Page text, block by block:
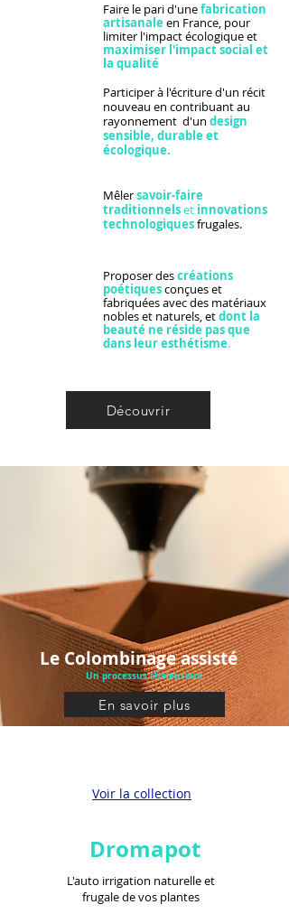
Faire le pari d'unefabrication
artisanale en France, pour
limiter l'impact écologique et
maximiser l'impact social et
la qualité
Participer à l'écriture d'un récit
nouveau en contribuant au
rayonnement d'un design
sensible, durable et
écologique.
Mêlersavoir-faire
traditionnelset innovations
technologiquesfrugales.
Proposer descréations
poétiquesconçues et
fabriquées avec des matériaux
nobles et naturels, etdont la
beauté ne réside pas que
dans leur esthétisme.
Découvrir
Le Colombinage assisté
Un processus chaleureux
En savoir plus
Voir la collection
Dromapot
L'auto irrigation naturelle et
frugale de vos plantes